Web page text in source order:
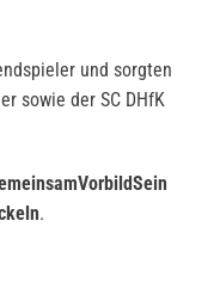
und sorgten
sowie der SC DHfK
.